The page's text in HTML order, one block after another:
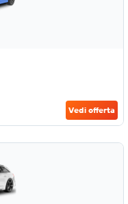
Vedi offerta